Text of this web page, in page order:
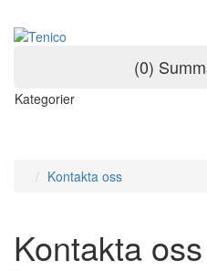
Kategorier
Kontakta oss
Kontakta oss